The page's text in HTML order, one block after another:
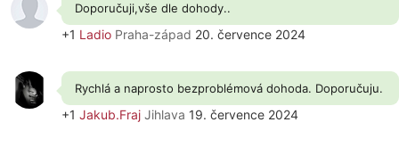
Doporučuji,vše dle dohody..
+1 Ladio Praha-západ 20. července 2024
Rychlá a naprosto bezproblémová dohoda. Doporučuju.
+1 Jakub.Fraj Jihlava 19. července 2024